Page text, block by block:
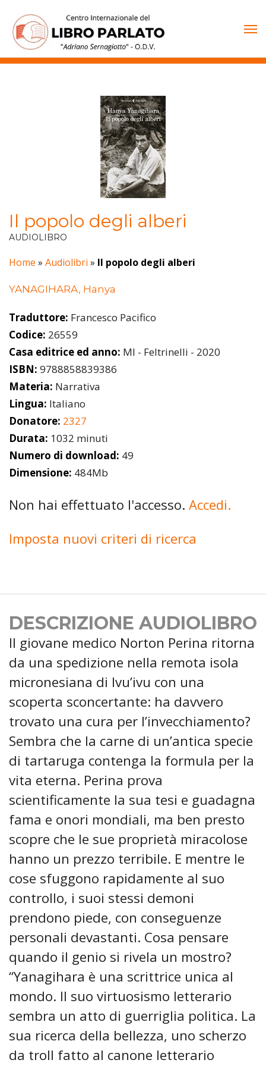
contenuto
Il popolo degli alberi
AUDIOLIBRO
Home » Audiolibri » Il popolo degli alberi
YANAGIHARA, Hanya
Traduttore: Francesco Pacifico
Codice: 26559
Casa editrice ed anno: MI - Feltrinelli - 2020
ISBN: 9788858839386
Materia: Narrativa
Lingua: Italiano
Donatore: 2327
Durata: 1032 minuti
Numero di download: 49
Dimensione: 484Mb
Non hai effettuato l'accesso. Accedi.
Imposta nuovi criteri di ricerca
DESCRIZIONE AUDIOLIBRO
Il giovane medico Norton Perina ritorna
da una spedizione nella remota isola
micronesiana di Ivu’ivu con una
scoperta sconcertante: ha davvero
trovato una cura per l’invecchiamento?
Sembra che la carne di un’antica specie
di tartaruga contenga la formula per la
vita eterna. Perina prova
scientificamente la sua tesi e guadagna
fama e onori mondiali, ma ben presto
scopre che le sue proprietà miracolose
hanno un prezzo terribile. E mentre le
cose sfuggono rapidamente al suo
controllo, i suoi stessi demoni
prendono piede, con conseguenze
personali devastanti. Cosa pensare
quando il genio si rivela un mostro?
“Yanagihara è una scrittrice unica al
mondo. Il suo virtuosismo letterario
sembra un atto di guerriglia politica. La
sua ricerca della bellezza, uno scherzo
da troll fatto al canone letterario